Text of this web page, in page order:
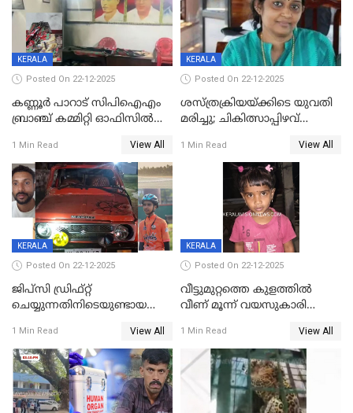
KERALA
Posted On 22-12-2025
കണ്ണൂർ പാറാട് സിപിഐഎം
ബ്രാഞ്ച് കമ്മിറ്റി ഓഫിസിൽ
ചിത്രങ്ങളടക്കം കത്തിയ
നിലയിൽ
1 Min Read View All
KERALA
Posted On 22-12-2025
ശസ്ത്രക്രിയയ്‌ക്കിടെ യുവതി
മരിച്ചു; ചികിത്സാപ്പിഴവ്
സംഭവം മാവേലിക്കരയിൽ
1 Min Read View All
KERALA
Posted On 22-12-2025
ജിപ്സി ഡ്രിഫ്റ്റ്
ചെയ്യുന്നതിനിടെയുണ്ടായ
ദാരുണാന്ത്യം; ജീപ്സി
ഓടിച്ചയാൾ അറസ്റ്റിൽ.
1 Min Read View All
KERALA
Posted On 22-12-2025
വീട്ടുമുറ്റത്തെ കുളത്തിൽ
വീണ് മൂന്ന് വയസുകാരി
1 Min Read View All